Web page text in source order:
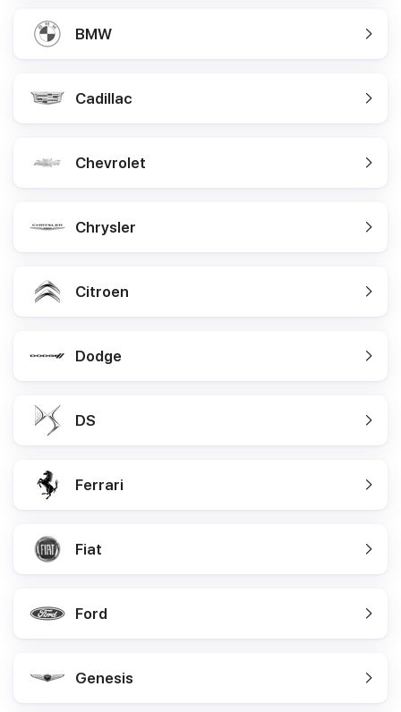
BMW
Cadillac
Chevrolet
Chrysler
Citroen
Dodge
DS
Ferrari
Fiat
Ford
Genesis